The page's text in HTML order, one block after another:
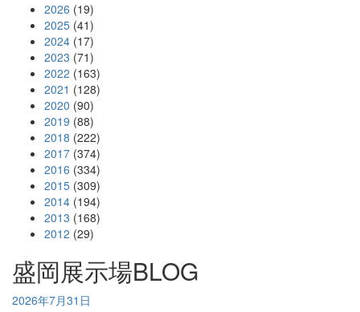
2026 (19)
2025 (41)
2024 (17)
2023 (71)
2022 (163)
2021 (128)
2020 (90)
2019 (88)
2018 (222)
2017 (374)
2016 (334)
2015 (309)
2014 (194)
2013 (168)
2012 (29)
盛岡展示場BLOG
2026年7月31日